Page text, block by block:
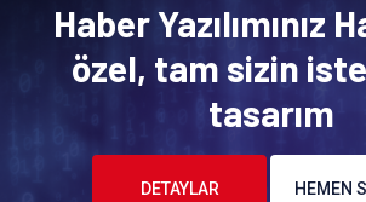
Haber Yazılımınız
özel, tam sizin
tasarım
DETAYLAR HEMEN